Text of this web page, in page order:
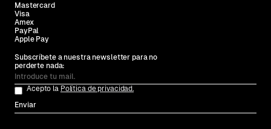
Mastercard
Visa
Amex
PayPal
Apple Pay
Subscríbete a nuestra newsletter para no
perderte nada:
Acepto la Política de privacidad.